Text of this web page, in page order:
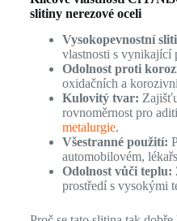
slitiny nerezové oceli
Vysokopevnostní
vlastnosti s vynikající
Odolnost proti
oxidačních a
Kulovitý tvar:
rovnoměrnost pro
metalurgie.
Všestranné použití:
automobilovém,
Odolnost vůči teplu:
prostředí s vysokými